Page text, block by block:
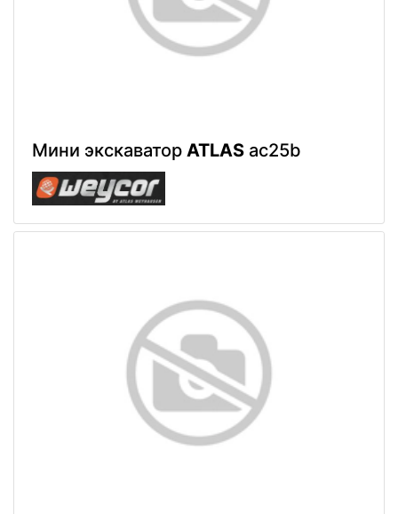
Мини экскаватор ATLAS ac25b